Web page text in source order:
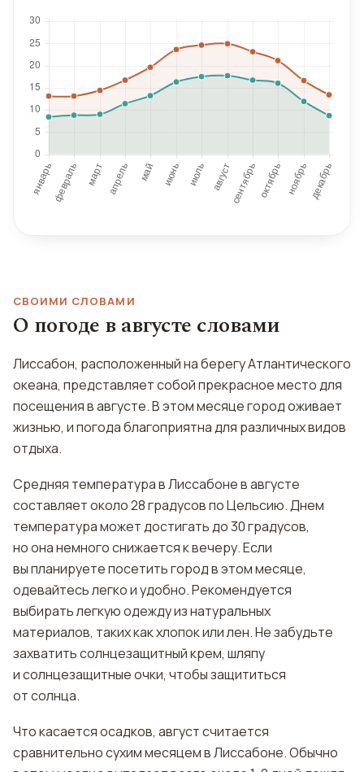
СВОИМИ СЛОВАМИ
О погоде в августе словами
Лиссабон, расположенный на берегу Атлантического
океана, представляет собой прекрасное место для
посещения в августе. В этом месяце город оживает
жизнью, и погода благоприятна для различных видов
отдыха.
Средняя температура в Лиссабоне в августе
составляет около 28 градусов по Цельсию. Днем
температура может достигать до 30 градусов,
но она немного снижается к вечеру. Если
вы планируете посетить город в этом месяце,
одевайтесь легко и удобно. Рекомендуется
выбирать легкую одежду из натуральных
материалов, таких как хлопок или лен. Не забудьте
захватить солнцезащитный крем, шляпу
и солнцезащитные очки, чтобы защититься
от солнца.
Что касается осадков, август считается
сравнительно сухим месяцем в Лиссабоне. Обычно